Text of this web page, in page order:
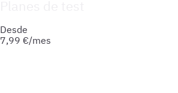
Desde
7,99 €/mes